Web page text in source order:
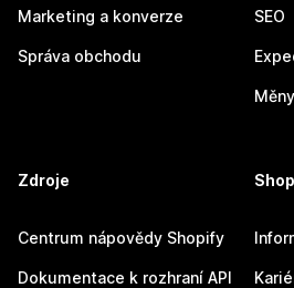
Marketing a konverze
Správa obchodu
SEO
Zdroje
Centrum nápovědy Shopify
Dokumentace k rozhraní API